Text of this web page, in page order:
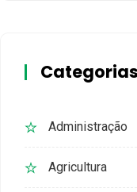
Categorias
Administração
Agricultura